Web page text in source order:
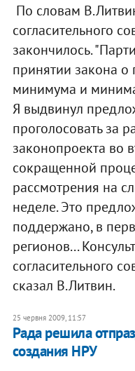
По словам
согласительного
закончилось.
принятии закона
минимума и
Я выдвинул
проголосовать за
законопроекта во
сокращенной
рассмотрения на
неделе. Это
поддержано, в
регионов...
согласительного
сказал В.Литвин.
25 червня 2009, 11:57
Рада решила
создания НРУ